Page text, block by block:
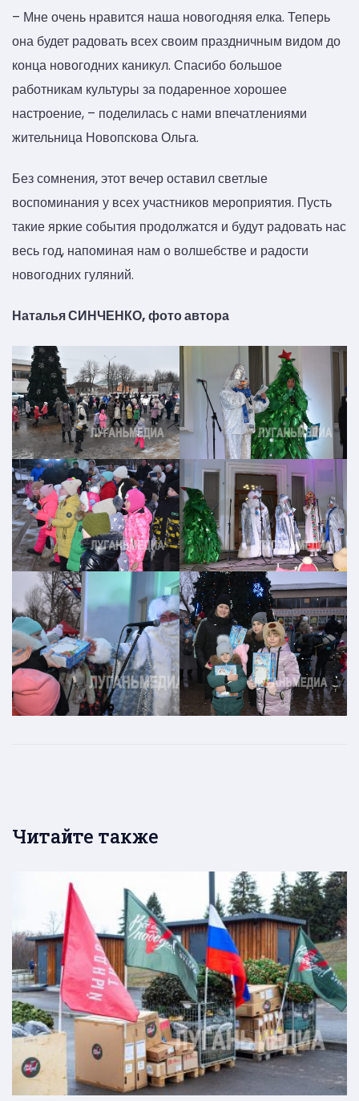
– Мне очень нравится наша новогодняя елка. Теперь
она будет радовать всех своим праздничным видом до
конца новогодних каникул. Спасибо большое
работникам культуры за подаренное хорошее
настроение, – поделилась с нами впечатлениями
жительница Новопскова Ольга.
Без сомнения, этот вечер оставил светлые
воспоминания у всех участников мероприятия. Пусть
такие яркие события продолжатся и будут радовать нас
весь год, напоминая нам о волшебстве и радости
новогодних гуляний.
Наталья СИНЧЕНКО, фото автора
Читайте также